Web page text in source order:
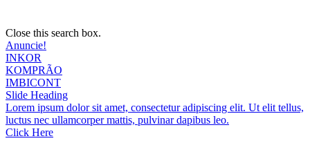
Close this search box.
Anuncie!
INKOR
KOMPRÃO
IMBICONT
Slide Heading
Lorem ipsum dolor sit amet, consectetur adipiscing elit. Ut elit tellus,
luctus nec ullamcorper mattis, pulvinar dapibus leo.
Click Here